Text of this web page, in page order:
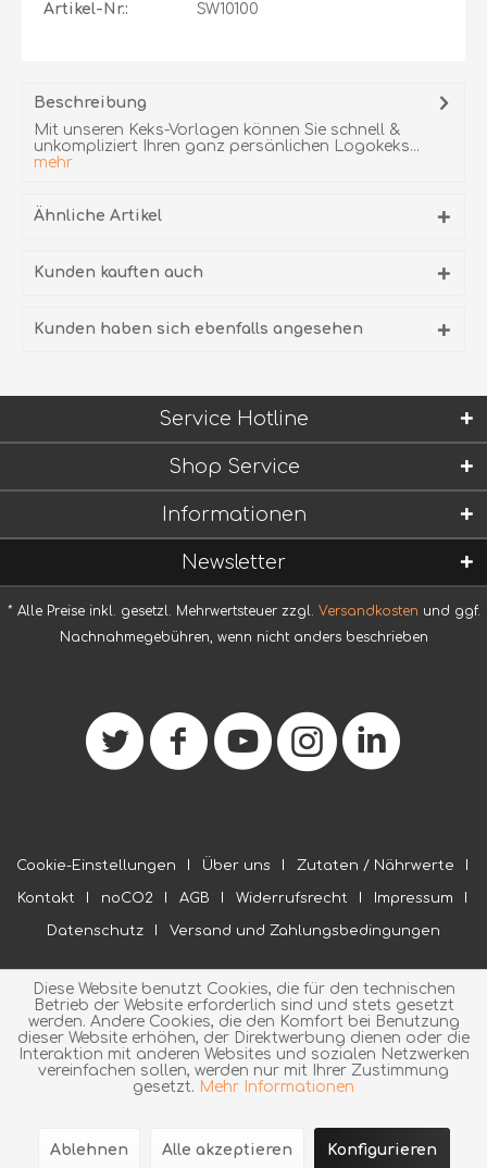
Artikel-Nr.: SW10100
Beschreibung
Mit unseren Keks-Vorlagen können Sie schnell &
unkompliziert Ihren ganz persänlichen Logokeks...
mehr
Ähnliche Artikel
Kunden kauften auch
Kunden haben sich ebenfalls angesehen
Service Hotline
Shop Service
Informationen
Newsletter
* Alle Preise inkl. gesetzl. Mehrwertsteuer zzgl. Versandkosten und ggf.
Nachnahmegebühren, wenn nicht anders beschrieben
Cookie-Einstellungen Über uns Zutaten / Nährwerte
Kontakt noCO2 AGB Widerrufsrecht Impressum
Datenschutz Versand und Zahlungsbedingungen
Diese Website benutzt Cookies, die für den technischen
Betrieb der Website erforderlich sind und stets gesetzt
werden. Andere Cookies, die den Komfort bei Benutzung
dieser Website erhöhen, der Direktwerbung dienen oder die
Interaktion mit anderen Websites und sozialen Netzwerken
vereinfachen sollen, werden nur mit Ihrer Zustimmung
gesetzt. Mehr Informationen
Ablehnen Alle akzeptieren Konfigurieren